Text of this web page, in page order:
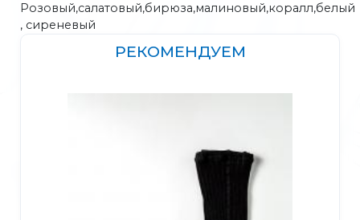
Розовый,салатовый,бирюза,малиновый,коралл,белый
, сиреневый
РЕКОМЕНДУЕМ